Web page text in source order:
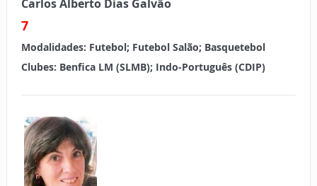
Carlos Alberto Dias Galvão
7
Modalidades: Futebol; Futebol Salão; Basquetebol
Clubes: Benfica LM (SLMB); Indo-Português (CDIP)